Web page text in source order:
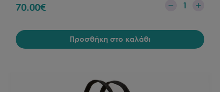
70.00€ 1
Προσθήκη στο καλάθι